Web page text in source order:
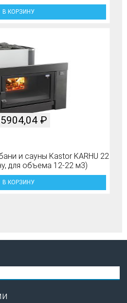
В КОРЗИНУ
и сауны Kastor KARHU 22
для объема 12-22 м3)
₽
В КОРЗИНУ